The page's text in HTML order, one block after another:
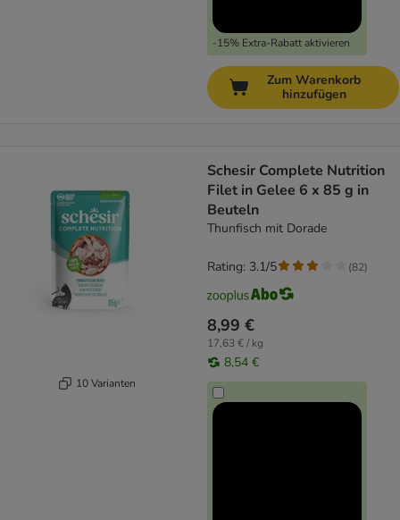
-15% Extra-Rabatt aktivieren
Zum Warenkorb
hinzufügen
10 Varianten
Schesir Complete Nutrition
Filet in Gelee 6 x 85 g in
Beuteln
Thunfisch mit Dorade
8,99 €
17,63 € / kg
8,54 €
Rating: 3.1/5 (82)